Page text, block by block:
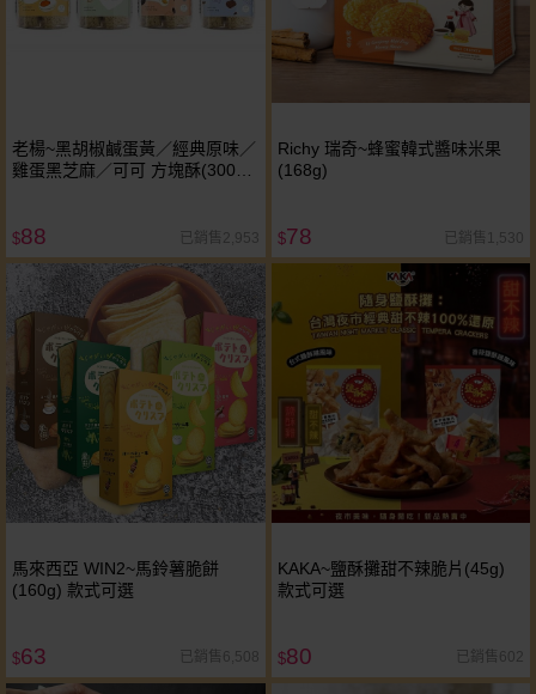
老楊~黑胡椒鹹蛋黃／經典原味／
雞蛋黑芝麻／可可 方塊酥(300g)
$88 已銷售2,953
Richy 瑞奇~蜂蜜韓式醬味米果
(168g)
$78 已銷售1,530
馬來西亞 WIN2~馬鈴薯脆餅
(160g) 款式可選
$63 已銷售6,508
KAKA~鹽酥攤甜不辣脆片(45g)
款式可選
$80 已銷售602